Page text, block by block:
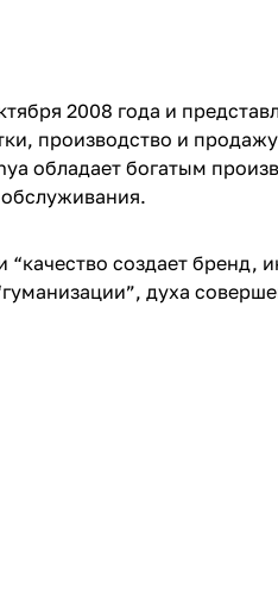
2008 года и
производство и
обладает богатым
создает бренд,
духа